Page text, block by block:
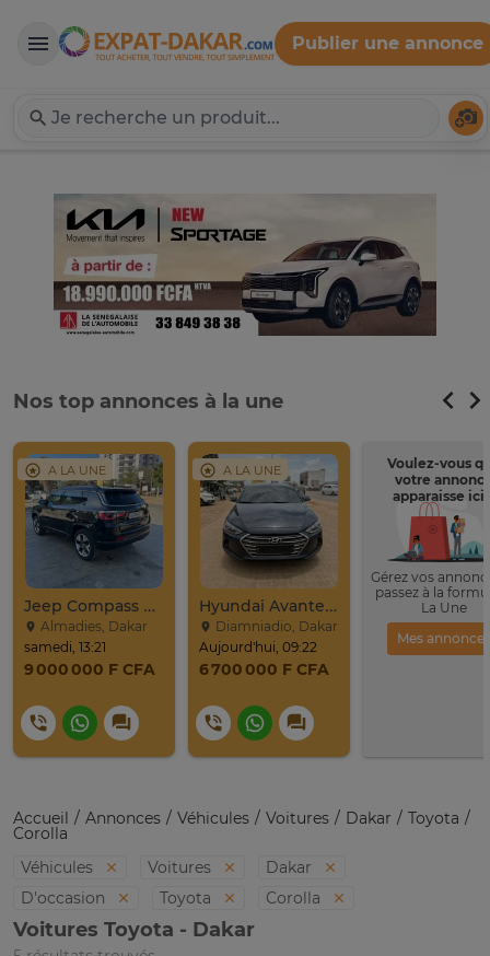
Expat-Dakar
Publier une annonce
Nos top annonces à la une
A LA UNE
Jeep Compass SUV Noir Essence Automatique
Almadies, Dakar
samedi, 13:21
9 000 000 F CFA
A LA UNE
Hyundai Avante 2017
Diamniadio, Dakar
Aujourd'hui, 09:22
6 700 000 F CFA
Voulez-vous
votre
apparaisse ici
Gérez vos
passez à la
La Une
Mes annonces
Accueil Annonces Véhicules Voitures Dakar Toyota
Corolla
Véhicules
Voitures
Dakar
D'occasion
Toyota Corolla
Voitures Toyota - Dakar